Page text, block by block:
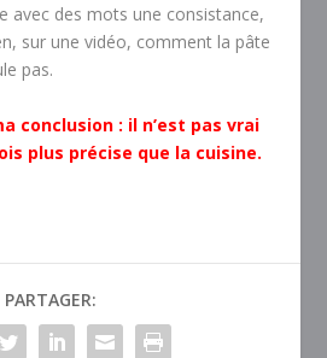
avec des mots une consistance,
sur une vidéo, comment la pâte
pas.
conclusion : il n’est pas vrai
plus précise que la cuisine.
PARTAGER: